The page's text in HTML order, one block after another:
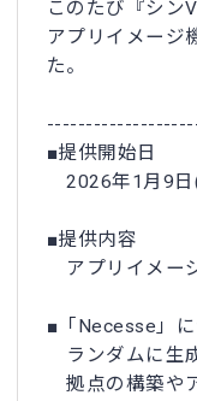
このたび『シン
アプリイメージ
た。
■提供開始日
2026年1月9日
■提供内容
アプリイメー
■「Necesse」
ランダムに生
拠点の構築や